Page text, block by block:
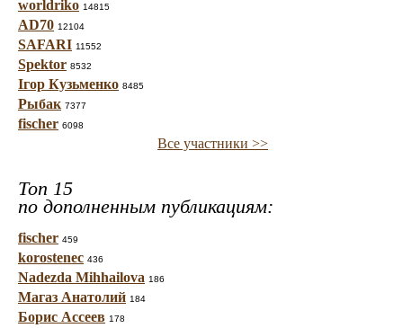
worldriko 14815
AD70 12104
SAFARI 11552
Spektor 8532
Ігор Кузьменко 8485
Рыбак 7377
fischer 6098
Все участники >>
Топ 15
по дополненным публикациям:
fischer 459
korostenec 436
Nadezda Mihhailova 186
Магаз Анатолий 184
Борис Ассеев 178